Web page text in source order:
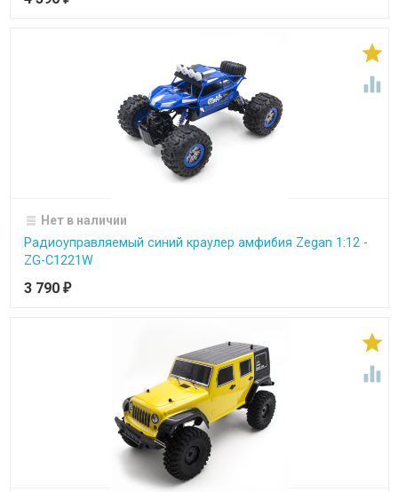


Нет в наличии
Радиоуправляемый синий краулер амфибия Zegan 1:12 -
ZG-C1221W
3 790 ₽

